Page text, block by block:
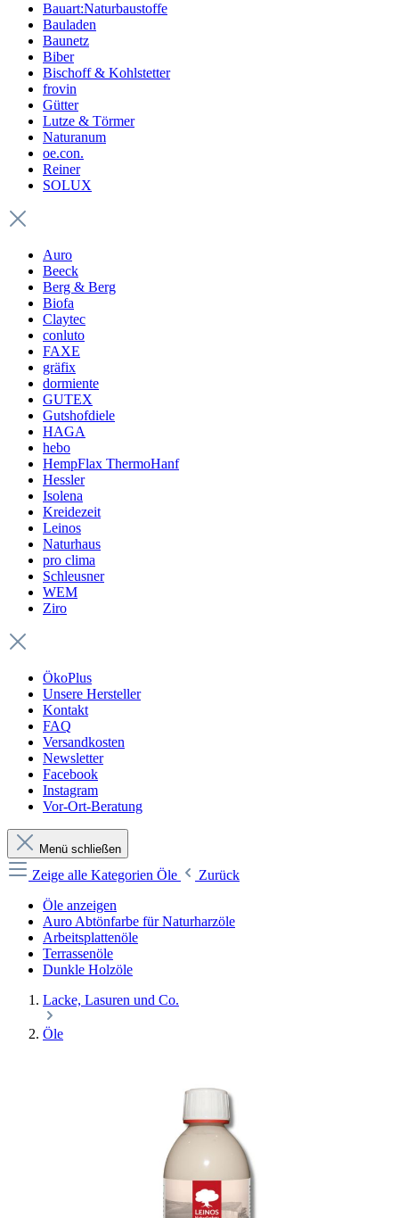
Bauart:Naturbaustoffe
Bauladen
Baunetz
Biber
Bischoff & Kohlstetter
frovin
Gütter
Lutze & Törmer
Naturanum
oe.con.
Reiner
SOLUX
Auro
Beeck
Berg & Berg
Biofa
Claytec
conluto
FAXE
gräfix
dormiente
GUTEX
Gutshofdiele
HAGA
hebo
HempFlax ThermoHanf
Hessler
Isolena
Kreidezeit
Leinos
Naturhaus
pro clima
Schleusner
WEM
Ziro
ÖkoPlus
Unsere Hersteller
Kontakt
FAQ
Versandkosten
Newsletter
Facebook
Instagram
Vor-Ort-Beratung
Menü schließen
Zeige alle Kategorien Öle
Zurück
Öle anzeigen
Auro Abtönfarbe für Naturharzöle
Arbeitsplattenöle
Terrassenöle
Dunkle Holzöle
Lacke, Lasuren und Co.
Öle